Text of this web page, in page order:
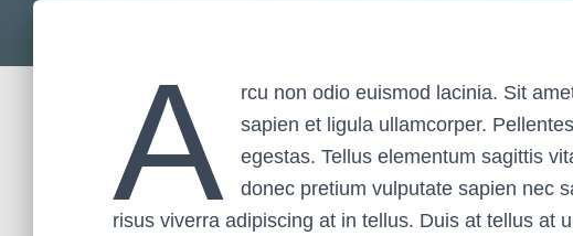
A
rcu non odio euismod lacinia. Sit
sapien et ligula ullamcorper.
egestas. Tellus elementum sagittis
donec pretium vulputate sapien nec
risus viverra adipiscing at in tellus. Duis at tellus at